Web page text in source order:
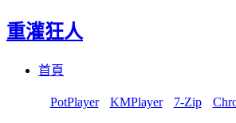
重灌狂人
首頁
PotPlayer KMPlayer 7-Zip